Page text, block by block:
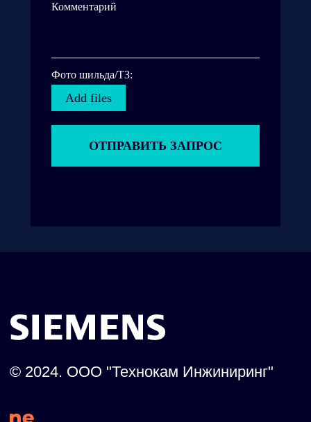
Комментарий
Фото шильда/ТЗ:
Add files
ОТПРАВИТЬ ЗАПРОС